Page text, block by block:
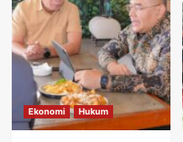
Ekonomi Hukum